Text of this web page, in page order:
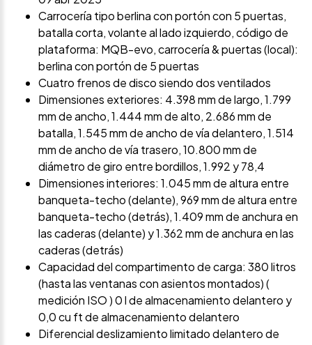
Carrocería tipo berlina con portón con 5 puertas,
batalla corta, volante al lado izquierdo, código de
plataforma: MQB-evo, carrocería & puertas (local):
berlina con portón de 5 puertas
Cuatro frenos de disco siendo dos ventilados
Dimensiones exteriores: 4.398 mm de largo, 1.799
mm de ancho, 1.444 mm de alto, 2.686 mm de
batalla, 1.545 mm de ancho de vía delantero, 1.514
mm de ancho de vía trasero, 10.800 mm de
diámetro de giro entre bordillos, 1.992 y 78,4
Dimensiones interiores: 1.045 mm de altura entre
banqueta-techo (delante), 969 mm de altura entre
banqueta-techo (detrás), 1.409 mm de anchura en
las caderas (delante) y 1.362 mm de anchura en las
caderas (detrás)
Capacidad del compartimento de carga: 380 litros
(hasta las ventanas con asientos montados) (
medición ISO ) 0 l de almacenamiento delantero y
0,0 cu ft de almacenamiento delantero
Diferencial deslizamiento limitado delantero de